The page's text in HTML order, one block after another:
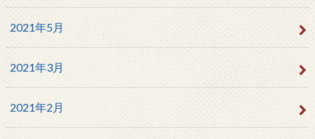
2021年5月
2021年3月
2021年2月